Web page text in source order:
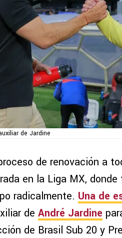
de Jardine
de renovación a
en la Liga MX,
radicalmente. Una de
de André Jardine
de Brasil Sub 20 y